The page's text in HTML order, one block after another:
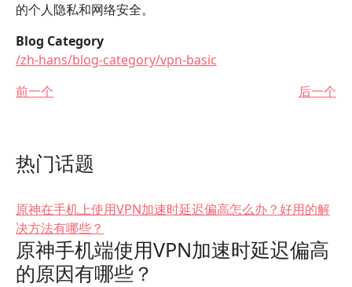
的个人隐私和网络安全。
Blog Category
/zh-hans/blog-category/vpn-basic
前一个
后一个
热门话题
原神在手机上使用VPN加速时延迟偏高怎么办？好用的解
决方法有哪些？
原神手机端使用VPN加速时延迟偏高
的原因有哪些？